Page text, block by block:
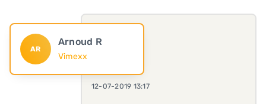
AR
Arnoud R
Vimexx
12-07-2019 13:17